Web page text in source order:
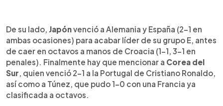
De su lado, Japónvenció a Alemania y España (2-1 en
ambas ocasiones) para acabar líder de su grupo E, antes
de caer en octavos a manos de Croacia (1-1, 3-1 en
penales). Finalmente hay que mencionar a Corea del
Sur, quien venció 2-1 a la Portugal de Cristiano Ronaldo,
así como a Túnez, que pudo 1-0 con una Francia ya
clasificada a octavos.